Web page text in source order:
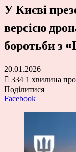
У Києві
версією
боротьби з
20.01.2026
334 1 хвилина
Поділитися
Facebook